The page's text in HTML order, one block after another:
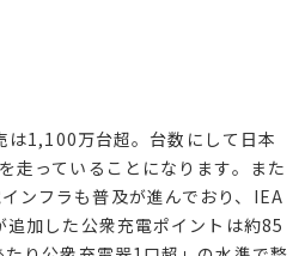
は1,100万台超。台数にして日本
走っていることになります。また
ンフラも普及が進んでおり、 IEA
追加した公衆充電ポイントは約85